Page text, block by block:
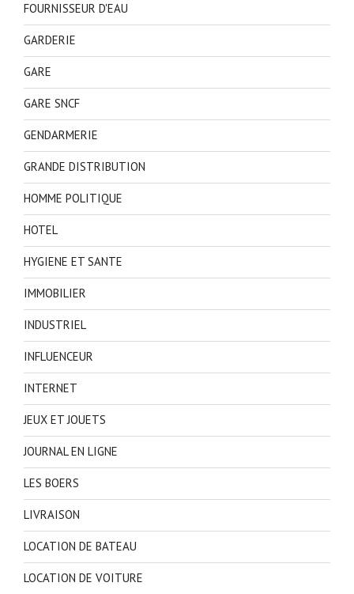
FOURNISSEUR D'EAU
GARDERIE
GARE
GARE SNCF
GENDARMERIE
GRANDE DISTRIBUTION
HOMME POLITIQUE
HOTEL
HYGIENE ET SANTE
IMMOBILIER
INDUSTRIEL
INFLUENCEUR
INTERNET
JEUX ET JOUETS
JOURNAL EN LIGNE
LES BOERS
LIVRAISON
LOCATION DE BATEAU
LOCATION DE VOITURE